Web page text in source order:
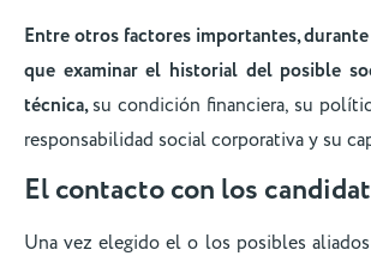
Entre otros factores importantes,
que examinar el historial del posible
técnica,su condición financiera, su
responsabilidad social corporativa y su
El contacto con los
Una vez elegido el o los posibles